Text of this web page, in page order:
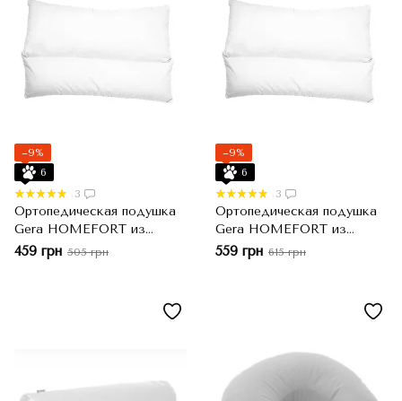
−9%
6
3
Ортопедическая подушка
Gera HOMEFORT из
гречневой шелухи и
459 грн 505 грн
−9%
6
3
Ортопедическая подушка
Gera HOMEFORT из
гречневой шелухи и
559 грн 615 грн